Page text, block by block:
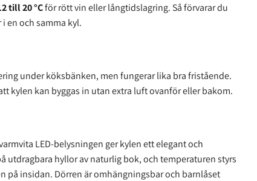
till 20 °Cför rött vin eller långtidslagring. Så förvarar du
en och samma kyl.
under köksbänken, men fungerar lika bra fristående.
kylen kan byggas in utan extra luft ovanför eller bakom.
LED-belysningen ger kylen ett elegant och
utdragbara hyllor av naturlig bok, och temperaturen styrs
på insidan. Dörren är omhängningsbar och barnlåset